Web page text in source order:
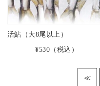
活鮎（大8尾以上）
¥530 （税込）
≪